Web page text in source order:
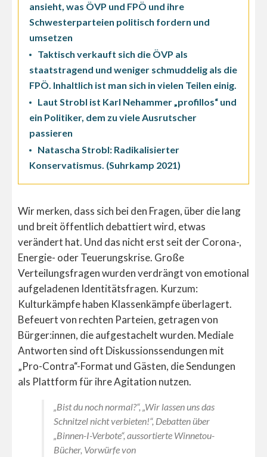
ansieht, was ÖVP und FPÖ und ihre
Schwesterparteien politisch fordern und
umsetzen
Taktisch verkauft sich die ÖVP als
staatstragend und weniger schmuddelig als die
FPÖ. Inhaltlich ist man sich in vielen Teilen einig.
Laut Strobl ist Karl Nehammer „profillos“ und
ein Politiker, dem zu viele Ausrutscher
passieren
Natascha Strobl: Radikalisierter
Konservatismus. (Suhrkamp 2021)
Wir merken, dass sich bei den Fragen, über die lang
und breit öffentlich debattiert wird, etwas
verändert hat. Und das nicht erst seit der Corona-,
Energie- oder Teuerungskrise. Große
Verteilungsfragen wurden verdrängt von emotional
aufgeladenen Identitätsfragen. Kurzum:
Kulturkämpfe haben Klassenkämpfe überlagert.
Befeuert von rechten Parteien, getragen von
Bürger:innen, die aufgestachelt wurden. Mediale
Antworten sind oft Diskussionssendungen mit
„Pro-Contra“-Format und Gästen, die Sendungen
als Plattform für ihre Agitation nutzen.
„Bist du noch normal?“, „Wir lassen uns das
Schnitzel nicht verbieten!“, Debatten über
„Binnen-I-Verbote“, aussortierte Winnetou-
Bücher, Vorwürfe von